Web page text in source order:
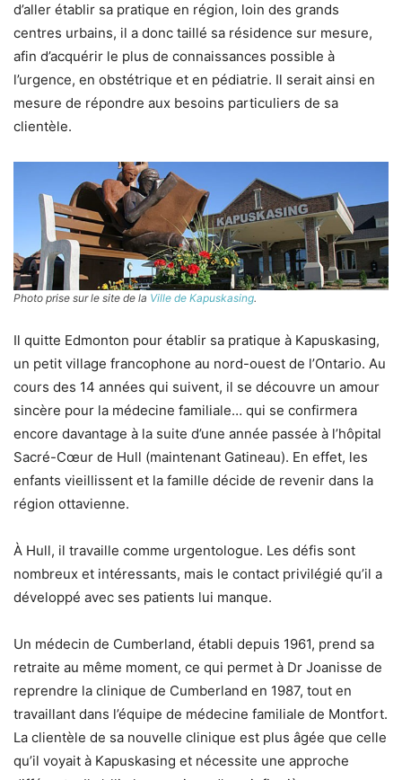
d’aller établir sa pratique en région, loin des grands
centres urbains, il a donc taillé sa résidence sur mesure,
afin d’acquérir le plus de connaissances possible à
l’urgence, en obstétrique et en pédiatrie. Il serait ainsi en
mesure de répondre aux besoins particuliers de sa
clientèle.
Photo prise sur le site de la Ville de Kapuskasing.
Il quitte Edmonton pour établir sa pratique à Kapuskasing,
un petit village francophone au nord-ouest de l’Ontario. Au
cours des 14 années qui suivent, il se découvre un amour
sincère pour la médecine familiale… qui se confirmera
encore davantage à la suite d’une année passée à l’hôpital
Sacré-Cœur de Hull (maintenant Gatineau). En effet, les
enfants vieillissent et la famille décide de revenir dans la
région ottavienne.
À Hull, il travaille comme urgentologue. Les défis sont
nombreux et intéressants, mais le contact privilégié qu’il a
développé avec ses patients lui manque.
Un médecin de Cumberland, établi depuis 1961, prend sa
retraite au même moment, ce qui permet à Dr Joanisse de
reprendre la clinique de Cumberland en 1987, tout en
travaillant dans l’équipe de médecine familiale de Montfort.
La clientèle de sa nouvelle clinique est plus âgée que celle
qu’il voyait à Kapuskasing et nécessite une approche